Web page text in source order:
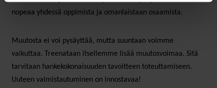
nopeaa yhdessä oppimista ja omanlaistaan osaamista.
Muutosta ei voi pysäyttää, mutta suuntaan voimme
vaikuttaa. Treenataan itsellemme lisää muutosvoimaa. Sitä
tarvitaan hankekokonaisuuden tavoitteen toteuttamiseen.
Uuteen valmistautuminen on innostavaa!